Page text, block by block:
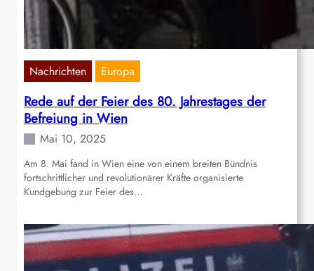
Nachrichten Europa
Rede auf der Feier des 80. Jahrestages der
Befreiung in Wien
Mai 10, 2025
Am 8. Mai fand in Wien eine von einem breiten Bündnis
fortschrittlicher und revolutionärer Kräfte organisierte
Kundgebung zur Feier des…